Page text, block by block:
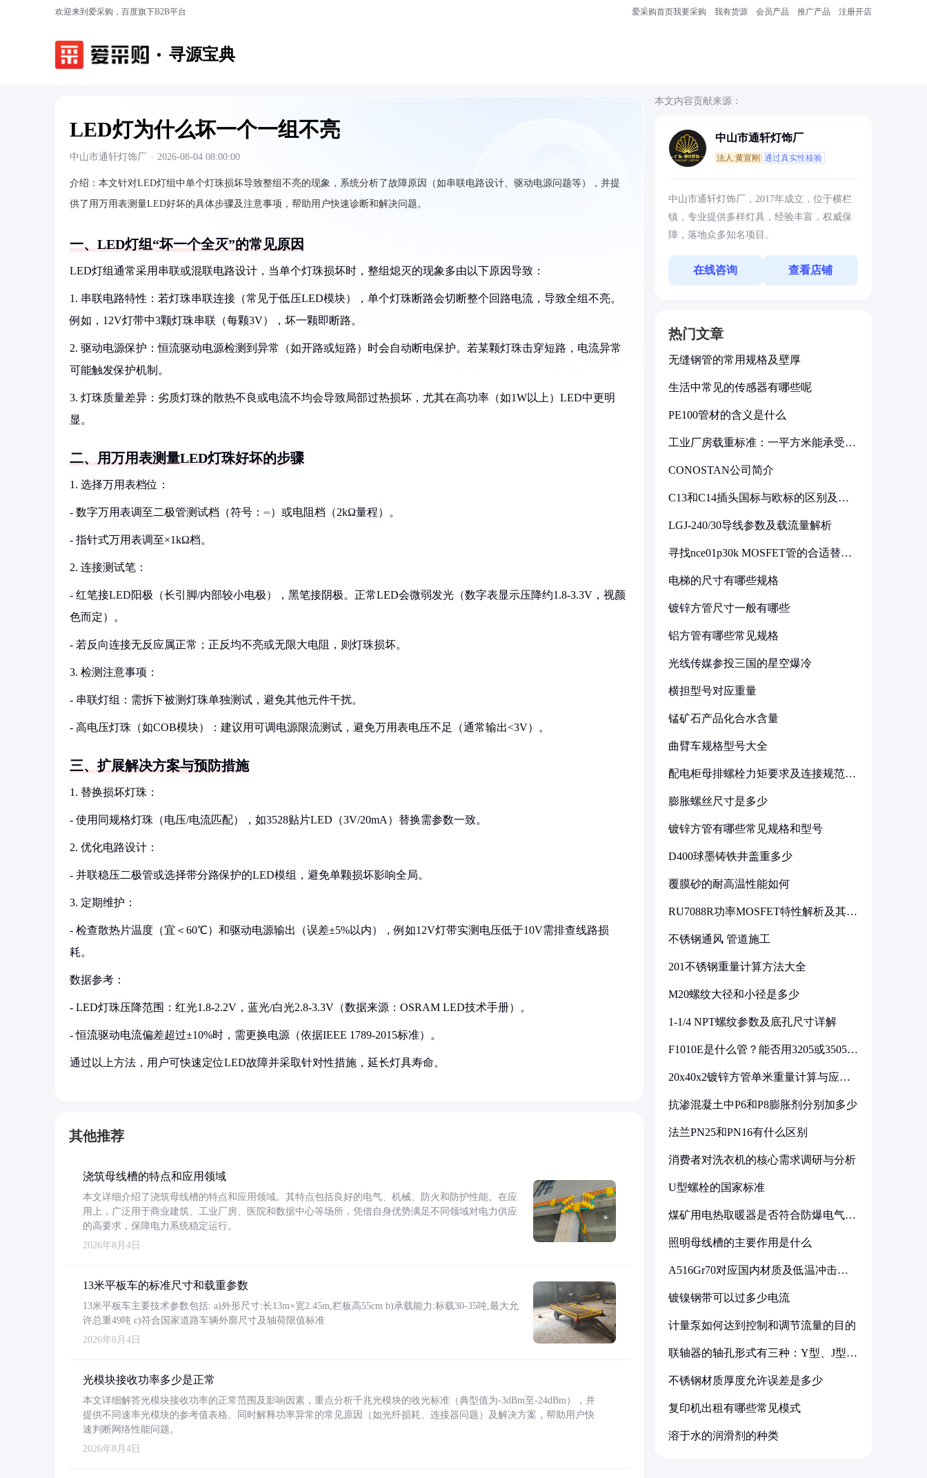
欢迎来到爱采购，百度旗下B2B平台 爱采购首页我要采购 我有货源 会员产品 推广产品 注册开店
寻源宝典
LED灯为什么坏一个一组不亮
中山市通轩灯饰厂 · 2026-08-04 08:00:00
介绍： 本文针对LED灯组中单个灯珠损坏导致整组不亮的现象，系统分析了故障原因（如串联电路设计、驱动电源问题等），并提
供了用万用表测量LED好坏的具体步骤及注意事项，帮助用户快速诊断和解决问题。
一、LED灯组“坏一个全灭”的常见原因
LED灯组通常采用串联或混联电路设计，当单个灯珠损坏时，整组熄灭的现象多由以下原因导致：
1. 串联电路特性：若灯珠串联连接（常见于低压LED模块），单个灯珠断路会切断整个回路电流，导致全组不亮。
例如，12V灯带中3颗灯珠串联（每颗3V），坏一颗即断路。
2. 驱动电源保护：恒流驱动电源检测到异常（如开路或短路）时会自动断电保护。若某颗灯珠击穿短路，电流异常
可能触发保护机制。
3. 灯珠质量差异：劣质灯珠的散热不良或电流不均会导致局部过热损坏，尤其在高功率（如1W以上）LED中更明
显。
二、用万用表测量LED灯珠好坏的步骤
1. 选择万用表档位：
- 数字万用表调至二极管测试档（符号：⎓）或电阻档（2kΩ量程）。
- 指针式万用表调至×1kΩ档。
2. 连接测试笔：
- 红笔接LED阳极（长引脚/内部较小电极），黑笔接阴极。正常LED会微弱发光（数字表显示压降约1.8-3.3V，视颜
色而定）。
- 若反向连接无反应属正常；正反均不亮或无限大电阻，则灯珠损坏。
3. 检测注意事项：
- 串联灯组：需拆下被测灯珠单独测试，避免其他元件干扰。
- 高电压灯珠（如COB模块）：建议用可调电源限流测试，避免万用表电压不足（通常输出<3V）。
三、扩展解决方案与预防措施
1. 替换损坏灯珠：
- 使用同规格灯珠（电压/电流匹配），如3528贴片LED（3V/20mA）替换需参数一致。
2. 优化电路设计：
- 并联稳压二极管或选择带分路保护的LED模组，避免单颗损坏影响全局。
3. 定期维护：
- 检查散热片温度（宜＜60℃）和驱动电源输出（误差±5%以内），例如12V灯带实测电压低于10V需排查线路损
耗。
数据参考：
- LED灯珠压降范围：红光1.8-2.2V，蓝光/白光2.8-3.3V（数据来源：OSRAM LED技术手册）。
- 恒流驱动电流偏差超过±10%时，需更换电源（依据IEEE 1789-2015标准）。
通过以上方法，用户可快速定位LED故障并采取针对性措施，延长灯具寿命。
其他推荐
浇筑母线槽的特点和应用领域
本文详细介绍了浇筑母线槽的特点和应用领域。其特点包括良好的电气、机械、防火和防护性能。在应
用上，广泛用于商业建筑、工业厂房、医院和数据中心等场所，凭借自身优势满足不同领域对电力供应
的高要求，保障电力系统稳定运行。
2026年8月4日
13米平板车的标准尺寸和载重参数
13米平板车主要技术参数包括: a)外形尺寸:长13m×宽2.45m,栏板高55cm b)承载能力:标载30-35吨,最大允
许总重49吨 c)符合国家道路车辆外廓尺寸及轴荷限值标准
2026年8月4日
光模块接收功率多少是正常
本文详细解答光模块接收功率的正常范围及影响因素，重点分析千兆光模块的收光标准（典型值为-3dBm至-24dBm），并
提供不同速率光模块的参考值表格。同时解释功率异常的常见原因（如光纤损耗、连接器问题）及解决方案，帮助用户快
速判断网络性能问题。
2026年8月4日
本文内容贡献来源：
中山市通轩灯饰厂
法人:黄宣刚 通过真实性核验
中山市通轩灯饰厂，2017年成立，位于横栏
镇，专业提供多样灯具，经验丰富，权威保
障，落地众多知名项目。
在线咨询 查看店铺
热门文章
无缝钢管的常用规格及壁厚
生活中常见的传感器有哪些呢
PE100管材的含义是什么
工业厂房载重标准：一平方米能承受多
CONOSTAN公司简介
C13和C14插头国标与欧标的区别及其
LGJ-240/30导线参数及载流量解析
寻找nce01p30k MOSFET管的合适替代
电梯的尺寸有哪些规格
镀锌方管尺寸一般有哪些
铝方管有哪些常见规格
光线传媒参投三国的星空爆冷
横担型号对应重量
锰矿石产品化合水含量
曲臂车规格型号大全
配电柜母排螺栓力矩要求及连接规范详
膨胀螺丝尺寸是多少
镀锌方管有哪些常见规格和型号
D400球墨铸铁井盖重多少
覆膜砂的耐高温性能如何
RU7088R功率MOSFET特性解析及其在
不锈钢通风 管道施工
201不锈钢重量计算方法大全
M20螺纹大径和小径是多少
1-1/4 NPT螺纹参数及底孔尺寸详解
F1010E是什么管？能否用3205或3505代
20x40x2镀锌方管单米重量计算与应用
抗渗混凝土中P6和P8膨胀剂分别加多少
法兰PN25和PN16有什么区别
消费者对洗衣机的核心需求调研与分析
U型螺栓的国家标准
煤矿用电热取暖器是否符合防爆电气设
照明母线槽的主要作用是什么
A516Gr70对应国内材质及低温冲击要
镀镍钢带可以过多少电流
计量泵如何达到控制和调节流量的目的
联轴器的轴孔形式有三种：Y型、J型、
不锈钢材质厚度允许误差是多少
复印机出租有哪些常见模式
溶于水的润滑剂的种类